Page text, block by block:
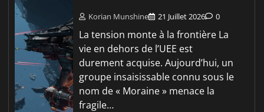
Korian Munshine 21 Juillet 2026 0
La tension monte à la frontière La
vie en dehors de l’UEE est
durement acquise. Aujourd’hui, un
groupe insaisissable connu sous le
nom de « Moraine » menace la
fragile…